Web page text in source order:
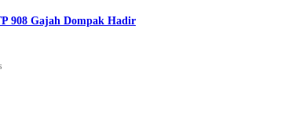
908 Gajah Dompak Hadir